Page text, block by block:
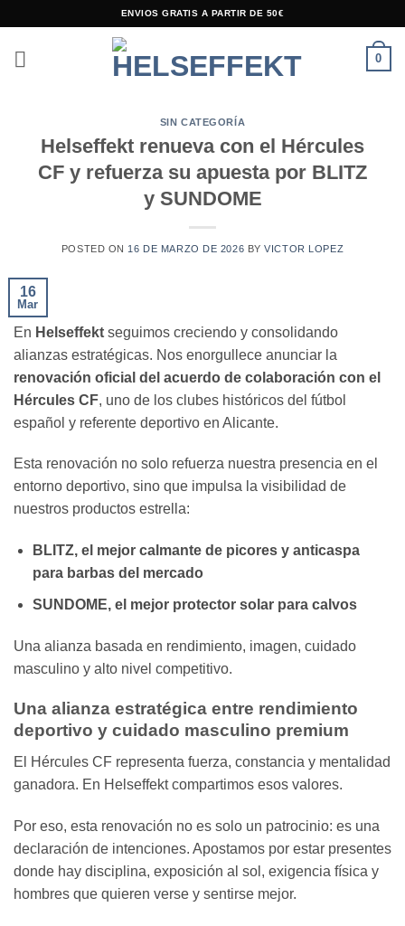
contenido
ENVIOS GRATIS A PARTIR DE 50€
0
SIN CATEGORÍA
Helseffekt renueva con el Hércules
CF y refuerza su apuesta por BLITZ
y SUNDOME
POSTED ON 16 DE MARZO DE 2026 BYVICTOR LOPEZ
16
Mar
En Helseffekt seguimos creciendo y consolidando
alianzas estratégicas. Nos enorgullece anunciar la
renovación oficial del acuerdo de colaboración con el
Hércules CF, uno de los clubes históricos del fútbol
español y referente deportivo en Alicante.
Esta renovación no solo refuerza nuestra presencia en el
entorno deportivo, sino que impulsa la visibilidad de
nuestros productos estrella:
BLITZ, el mejor calmante de picores y anticaspa
para barbas del mercado
SUNDOME, el mejor protector solar para calvos
Una alianza basada en rendimiento, imagen, cuidado
masculino y alto nivel competitivo.
Una alianza estratégica entre rendimiento
deportivo y cuidado masculino premium
El Hércules CF representa fuerza, constancia y mentalidad
ganadora. En Helseffekt compartimos esos valores.
Por eso, esta renovación no es solo un patrocinio: es una
declaración de intenciones. Apostamos por estar presentes
donde hay disciplina, exposición al sol, exigencia física y
hombres que quieren verse y sentirse mejor.